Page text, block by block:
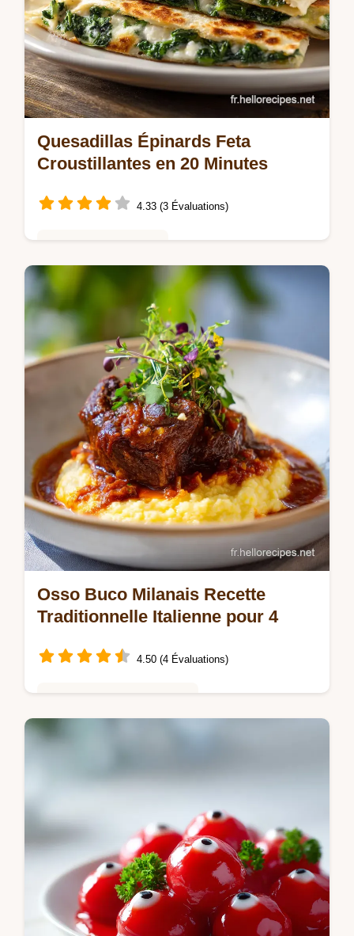
Quesadillas Épinards Feta
Croustillantes en 20 Minutes
4.33 (3 Évaluations)
Réalisez des Quesadillas épinards feta
croustillantes avec notre guide étape par
étape. Idée repas végétarien rapide, prêt en
seulement 20 minutes.
Osso Buco Milanais Recette
Traditionnelle Italienne pour 4
4.50 (4 Évaluations)
Réussissez un osso buco milanais recette
à pas. Inclus : conseils pour une sauce
onctueuse. Prêt en 175 min.